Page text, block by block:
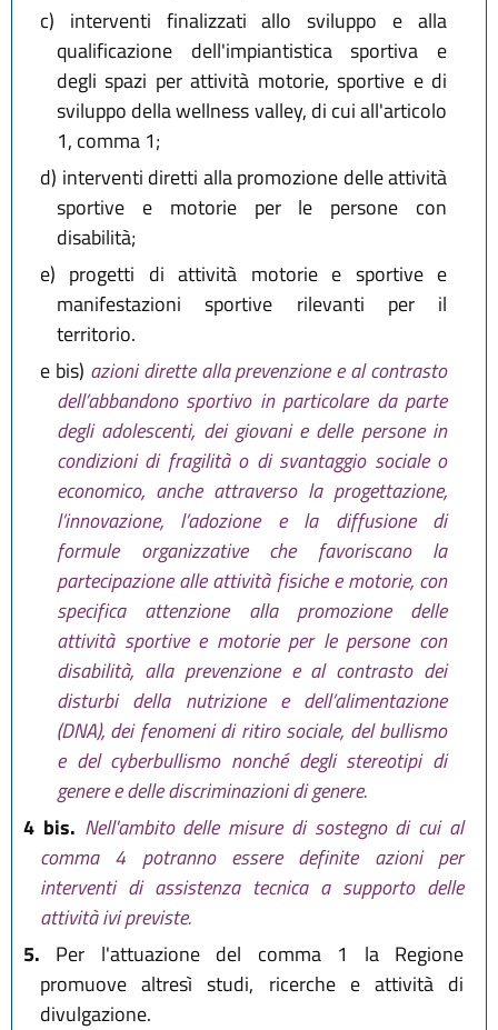
c) interventi finalizzati allo sviluppo e alla
qualificazione dell'impiantistica sportiva e
degli spazi per attività motorie, sportive e di
sviluppo della wellness valley, di cui all'articolo
1, comma 1;
d) interventi diretti alla promozione delle attività
sportive e motorie per le persone con
disabilità;
e) progetti di attività motorie e sportive e
manifestazioni sportive rilevanti per il
territorio.
e bis) azioni dirette alla prevenzione e al contrasto
dell’abbandono sportivo in particolare da parte
degli adolescenti, dei giovani e delle persone in
condizioni di fragilità o di svantaggio sociale o
economico, anche attraverso la progettazione,
l’innovazione, l’adozione e la diffusione di
formule organizzative che favoriscano la
partecipazione alle attività fisiche e motorie, con
specifica attenzione alla promozione delle
attività sportive e motorie per le persone con
disabilità, alla prevenzione e al contrasto dei
disturbi della nutrizione e dell’alimentazione
(DNA), dei fenomeni di ritiro sociale, del bullismo
e del cyberbullismo nonché degli stereotipi di
genere e delle discriminazioni di genere.
4 bis. Nell'ambito delle misure di sostegno di cui al
comma 4 potranno essere definite azioni per
interventi di assistenza tecnica a supporto delle
attività ivi previste.
5. Per l'attuazione del comma 1 la Regione
promuove altresì studi, ricerche e attività di
divulgazione.